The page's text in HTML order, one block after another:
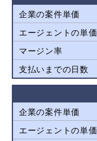
企業の案件単価
エージェントの単価
マージン率
支払いまでの日数
企業の案件単価
エージェントの単価